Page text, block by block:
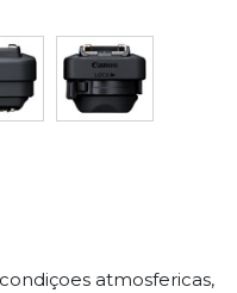
atmosfericas,